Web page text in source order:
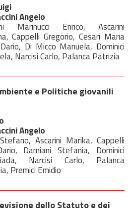
Angelo
Marinucci Enrico, Ascarini
Cappelli Gregorio, Cesari Maria
Di Micco Manuela, Dominici
Narcisi Carlo, Palanca Patrizia
e Politiche giovanili
Angelo
Ascarini Marika, Cappelli
Damiani Stefania, Dominici
Narcisi Carlo, Palanca
Premici Emidio
dello Statuto e dei